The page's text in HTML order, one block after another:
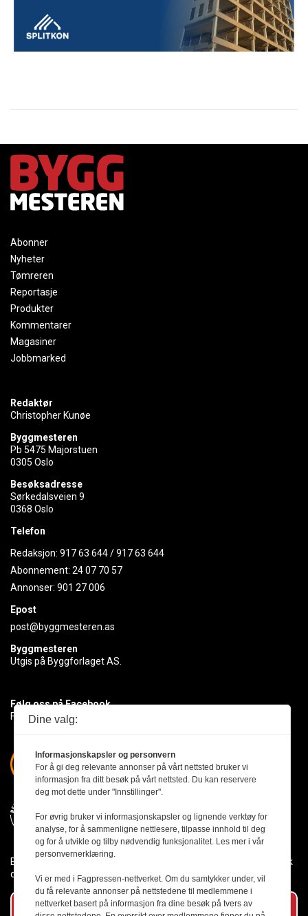
Abonner
Nyheter
Tømreren
Reportasje
Produkter
Kommentarer
Magasiner
Jobbmarked
Redaktør
Christopher Kunøe
Byggmesteren
Pb 5475 Majorstuen
0305 Oslo
Besøksadresse
Sørkedalsveien 9
0368 Oslo
Telefon
Redaksjon: 917 63 644/917 63 644
Abonnement: 24 07 70 57
Annonser: 901 27 006
Epost
post@byggmesteren.as
Byggmesteren
Utgis på Byggforlaget AS.
Følg oss på Facebook
Få med deg det siste innen byggebransjen
Byggmesteren følger Vær Varsom-plakaten og presseetikken slik
den er nedfelt i Redaktørplakaten.
Abonner på vårt nyhetsbrev
Dine valg:
Informasjonskapsler og personvern
For å gi deg relevante annonser på vårt nettsted bruker vi
informasjon fra ditt besøk på vårt nettsted. Du kan reservere
deg mot dette under "Innstillinger".
For øvrig bruker vi informasjonskapsler og lignende verktøy for
analyse, for å sammenligne nettlesere, tilpasse innhold til deg
og for å utvikle og tilby nødvendig funksjonalitet. Les mer i vår
personvernerklæring.
Vi er med i Fagpressen-nettverket. Om du samtykker under, vil
du få relevante annonser på nettstedene til medlemmene i
nettverket basert på informasjon fra dine besøk på tvers av